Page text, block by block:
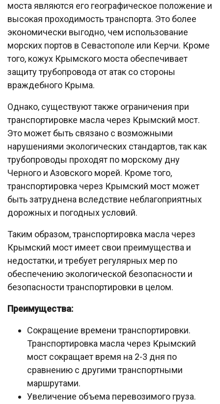
моста являются его географическое положение и
высокая проходимость транспорта. Это более
экономически выгодно, чем использование
морских портов в Севастополе или Керчи. Кроме
того, кожух Крымского моста обеспечивает
защиту трубопровода от атак со стороны
враждебного Крыма.
Однако, существуют также ограничения при
транспортировке масла через Крымский мост.
Это может быть связано с возможными
нарушениями экологических стандартов, так как
трубопроводы проходят по морскому дну
Черного и Азовского морей. Кроме того,
транспортировка через Крымский мост может
быть затруднена вследствие неблагоприятных
дорожных и погодных условий.
Таким образом, транспортировка масла через
Крымский мост имеет свои преимущества и
недостатки, и требует регулярных мер по
обеспечению экологической безопасности и
безопасности транспортировки в целом.
Преимущества:
Сокращение времени транспортировки.
Транспортировка масла через Крымский
мост сокращает время на 2-3 дня по
сравнению с другими транспортными
маршрутами.
Увеличение объема перевозимого груза.